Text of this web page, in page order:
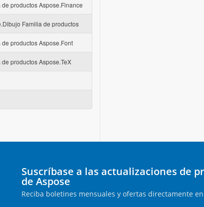
de productos Aspose.Finance
Familia de productos
de productos Aspose.Font
de productos Aspose.TeX
Suscríbase a las actualizaciones de
de Aspose
Reciba boletines mensuales y ofertas directamente